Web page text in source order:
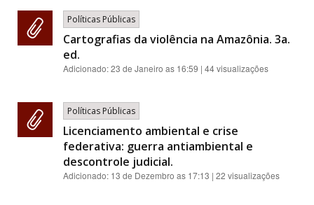
Políticas Públicas
Cartografias da violência na Amazônia. 3a.
ed.
Adicionado:23 de Janeiro as 16:59 | 44 visualizações
Políticas Públicas
Licenciamento ambiental e crise
federativa: guerra antiambiental e
descontrole judicial.
Adicionado: 13 de Dezembro as 17:13 | 22 visualizações